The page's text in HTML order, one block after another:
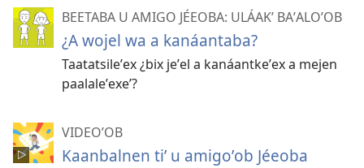
BEETABA U AMIGO JÉEOBA: ULÁAKʼ BAʼALOʼOB
¿A wojel wa a kanáantaba?
Taatatsileʼex ¿bix jeʼel a kanáantkeʼex a mejen
paalaleʼexeʼ?
VIDEOʼOB
Kaanbalnen tiʼ u amigoʼob Jéeoba